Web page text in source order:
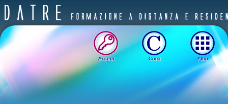
Accedi Corsi Altro